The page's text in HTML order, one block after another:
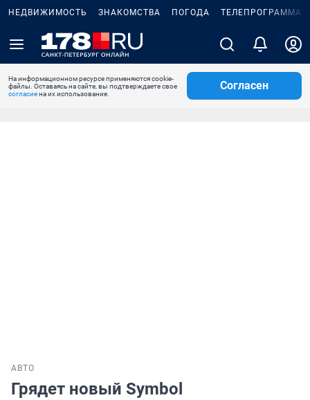
НЕДВИЖИМОСТЬ ЗНАКОМСТВА ПОГОДА ТЕЛЕПРОГРАММА
На информационном ресурсе применяются cookie-
файлы. Оставаясь на сайте, вы подтверждаете свое
согласиена их использование.
Согласен
АВТО
Грядет новый Symbol